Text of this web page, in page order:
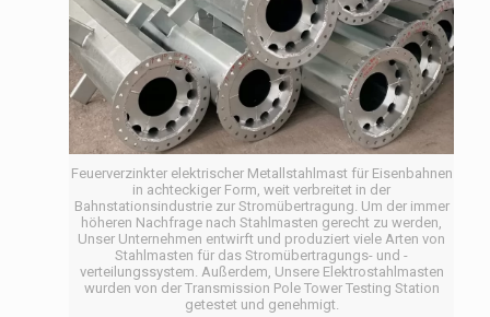
Feuerverzinkter elektrischer Metallstahlmast für Eisenbahnen
in achteckiger Form, weit verbreitet in der
Bahnstationsindustrie zur Stromübertragung. Um der immer
höheren Nachfrage nach Stahlmasten gerecht zu werden,
Unser Unternehmen entwirft und produziert viele Arten von
Stahlmasten für das Stromübertragungs- und -
verteilungssystem. Außerdem, Unsere Elektrostahlmasten
wurden von der Transmission Pole Tower Testing Station
getestet und genehmigt.